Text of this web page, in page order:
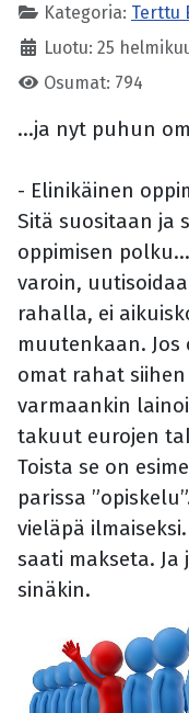
Kategoria: Terttu
Luotu: 25
Osumat: 794
...ja nyt puhun
- Elinikäinen
Sitä suositaan ja
oppimisen
varoin,
rahalla, ei
muutenkaan.
omat rahat
varmaankin
takuut eurojen
Toista se on
parissa
vieläpä
saati makseta.
sinäkin.